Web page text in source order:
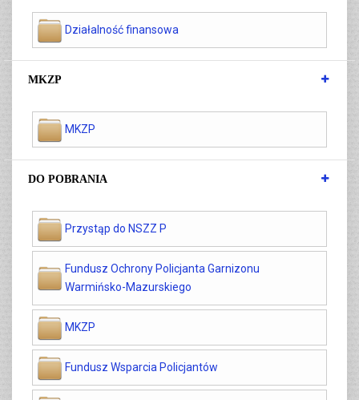
Działalność finansowa
MKZP
MKZP
DO POBRANIA
Przystąp do NSZZ P
Fundusz Ochrony Policjanta Garnizonu
Warmińsko-Mazurskiego
MKZP
Fundusz Wsparcia Policjantów